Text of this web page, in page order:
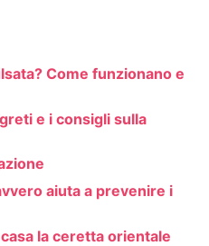
Come funzionano e
e i consigli sulla
aiuta a prevenire i
la ceretta orientale